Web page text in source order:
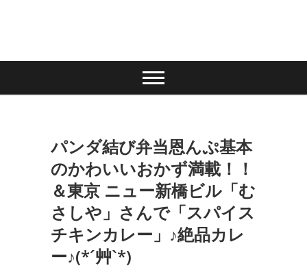
パンダ結び弁当恩んぷ基本
のかわいいおかず満載！！
＆東京 ニュー新橋ビル「む
さしや」さんで「スパイス
チキンカレー」♪絶品カレ
ー♪(*´艸`*)